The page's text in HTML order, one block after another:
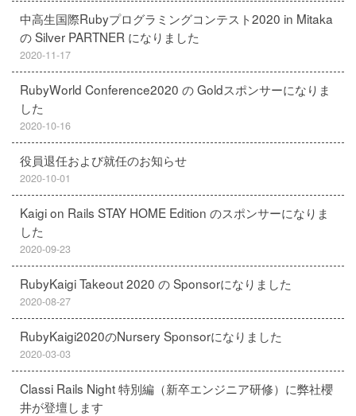
中高生国際Rubyプログラミングコンテスト2020 in Mitaka
の Silver PARTNER になりました
2020-11-17
RubyWorld Conference2020 の Goldスポンサーになりま
した
2020-10-16
役員退任および就任のお知らせ
2020-10-01
Kaigi on Rails STAY HOME Edition のスポンサーになりま
した
2020-09-23
RubyKaigi Takeout 2020 の Sponsorになりました
2020-08-27
RubyKaigi2020のNursery Sponsorになりました
2020-03-03
Classi Rails Night 特別編（新卒エンジニア研修）に弊社櫻
井が登壇します